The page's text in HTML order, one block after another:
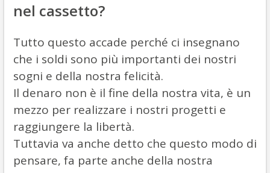
nel cassetto?
Tutto questo accade perché ci insegnano
che i soldi sono più importanti dei nostri
sogni e della nostra felicità.
Il denaro non è il fine della nostra vita, è un
mezzo per realizzare i nostri progetti e
raggiungere la libertà.
Tuttavia va anche detto che questo modo di
pensare, fa parte anche della nostra